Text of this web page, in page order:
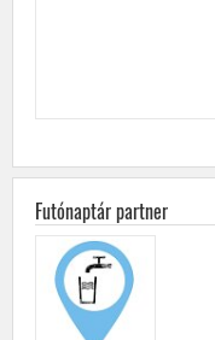
Futónaptár partner